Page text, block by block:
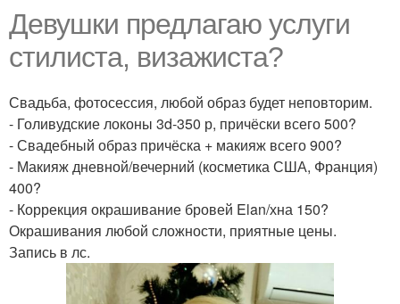
Девушки предлагаю услуги
стилиста, визажиста?
Свадьба, фотосессия, любой образ будет неповторим.
- Голивудские локоны 3d-350 р, причёски всего 500?
- Свадебный образ причёска + макияж всего 900?
- Макияж дневной/вечерний (косметика США, Франция)
400?
- Коррекция окрашивание бровей Elan/хна 150?
Окрашивания любой сложности, приятные цены.
Запись в лс.